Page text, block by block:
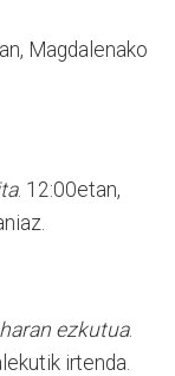
Magdalenako
. 12:00etan,
ezkutua.
irtenda.